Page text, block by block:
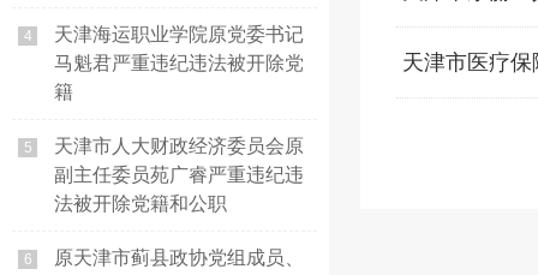
4
天津海运职业学院原党委书记
马魁君严重违纪违法被开除党
籍
5
天津市人大财政经济委员会原
副主任委员苑广睿严重违纪违
法被开除党籍和公职
6
原天津市蓟县政协党组成员、
天津市医疗